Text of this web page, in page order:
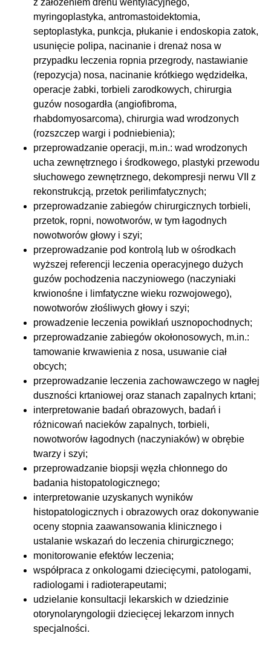
z założeniem drenu wentylacyjnego,
myringoplastyka, antromastoidektomia,
septoplastyka, punkcja, płukanie i endoskopia zatok,
usunięcie polipa, nacinanie i drenaż nosa w
przypadku leczenia ropnia przegrody, nastawianie
(repozycja) nosa, nacinanie krótkiego wędzidełka,
operacje żabki, torbieli zarodkowych, chirurgia
guzów nosogardła (angiofibroma,
rhabdomyosarcoma), chirurgia wad wrodzonych
(rozszczep wargi i podniebienia);
przeprowadzanie operacji, m.in.: wad wrodzonych
ucha zewnętrznego i środkowego, plastyki przewodu
słuchowego zewnętrznego, dekompresji nerwu VII z
rekonstrukcją, przetok perilimfatycznych;
przeprowadzanie zabiegów chirurgicznych torbieli,
przetok, ropni, nowotworów, w tym łagodnych
nowotworów głowy i szyi;
przeprowadzanie pod kontrolą lub w ośrodkach
wyższej referencji leczenia operacyjnego dużych
guzów pochodzenia naczyniowego (naczyniaki
krwionośne i limfatyczne wieku rozwojowego),
nowotworów złośliwych głowy i szyi;
prowadzenie leczenia powikłań usznopochodnych;
przeprowadzanie zabiegów okołonosowych, m.in.:
tamowanie krwawienia z nosa, usuwanie ciał
obcych;
przeprowadzanie leczenia zachowawczego w nagłej
duszności krtaniowej oraz stanach zapalnych krtani;
interpretowanie badań obrazowych, badań i
różnicowań nacieków zapalnych, torbieli,
nowotworów łagodnych (naczyniaków) w obrębie
twarzy i szyi;
przeprowadzanie biopsji węzła chłonnego do
badania histopatologicznego;
interpretowanie uzyskanych wyników
histopatologicznych i obrazowych oraz dokonywanie
oceny stopnia zaawansowania klinicznego i
ustalanie wskazań do leczenia chirurgicznego;
monitorowanie efektów leczenia;
współpraca z onkologami dziecięcymi, patologami,
radiologami i radioterapeutami;
udzielanie konsultacji lekarskich w dziedzinie
otorynolaryngologii dziecięcej lekarzom innych
specjalności.